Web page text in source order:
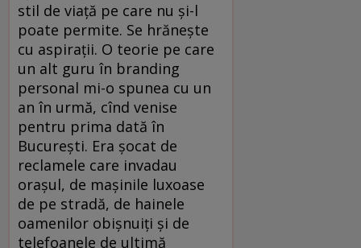
stil de viaţă pe care nu şi-l
poate permite. Se hrăneşte
cu aspiraţii. O teorie pe care
un alt guru în branding
personal mi-o spunea cu un
an în urmă, cînd venise
pentru prima dată în
Bucureşti. Era şocat de
reclamele care invadau
oraşul, de maşinile luxoase
de pe stradă, de hainele
oamenilor obişnuiţi şi de
telefoanele de ultimă